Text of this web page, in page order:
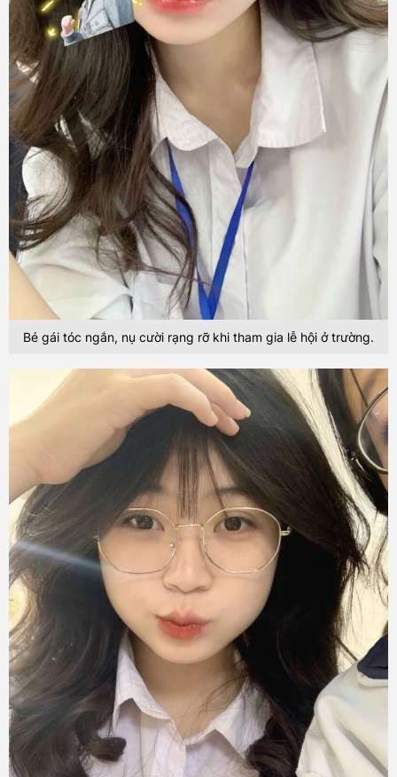
Bé gái tóc ngắn, nụ cười rạng rỡ khi tham gia lễ hội ở trường.